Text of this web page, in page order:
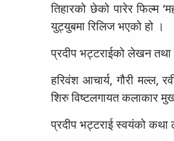
तिहारको छेको पारेर फिल्म
युट्युबमा रिलिज भएको हो ।
प्रदीप भट्टराईको लेखन तथा
हरिवंश आचार्य, गौरी मल्ल,
शिरु विष्टलगायत कलाकार
प्रदीप भट्टराई स्वयंको